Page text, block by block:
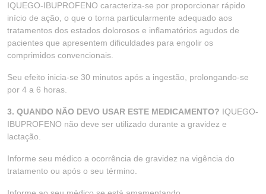
IQUEGO-IBUPROFENO caracteriza-se por proporcionar rápido
início de ação, o que o torna particularmente adequado aos
tratamentos dos estados dolorosos e inflamatórios agudos de
pacientes que apresentem dificuldades para engolir os
comprimidos convencionais.
Seu efeito inicia-se 30 minutos após a ingestão, prolongando-se
por 4 a 6 horas.
3. QUANDO NÃO DEVO USAR ESTE MEDICAMENTO? IQUEGO-
IBUPROFENO não deve ser utilizado durante a gravidez e
lactação.
Informe seu médico a ocorrência de gravidez na vigência do
tratamento ou após o seu término.